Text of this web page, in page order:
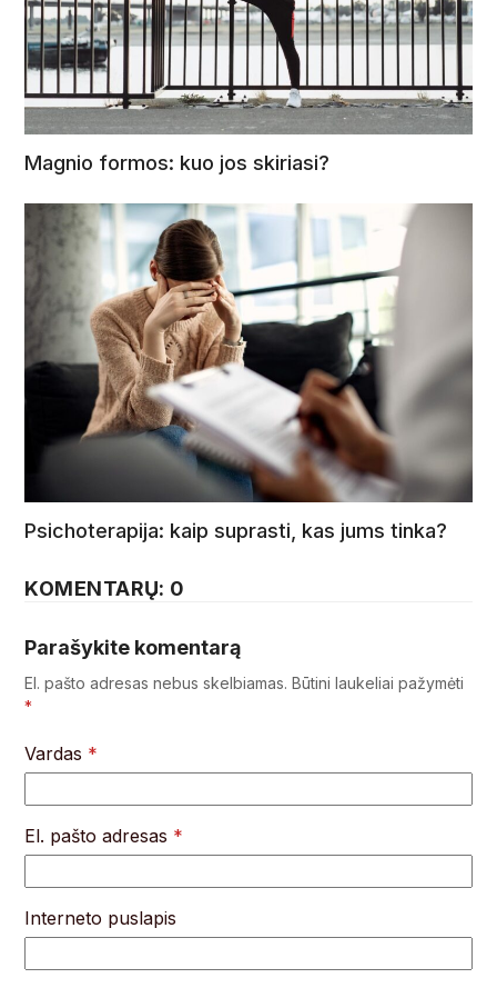
Magnio formos: kuo jos skiriasi?
Psichoterapija: kaip suprasti, kas jums tinka?
KOMENTARŲ: 0
Parašykite komentarą
El. pašto adresas nebus skelbiamas. Būtini laukeliai pažymėti
*
Vardas *
El. pašto adresas *
Interneto puslapis